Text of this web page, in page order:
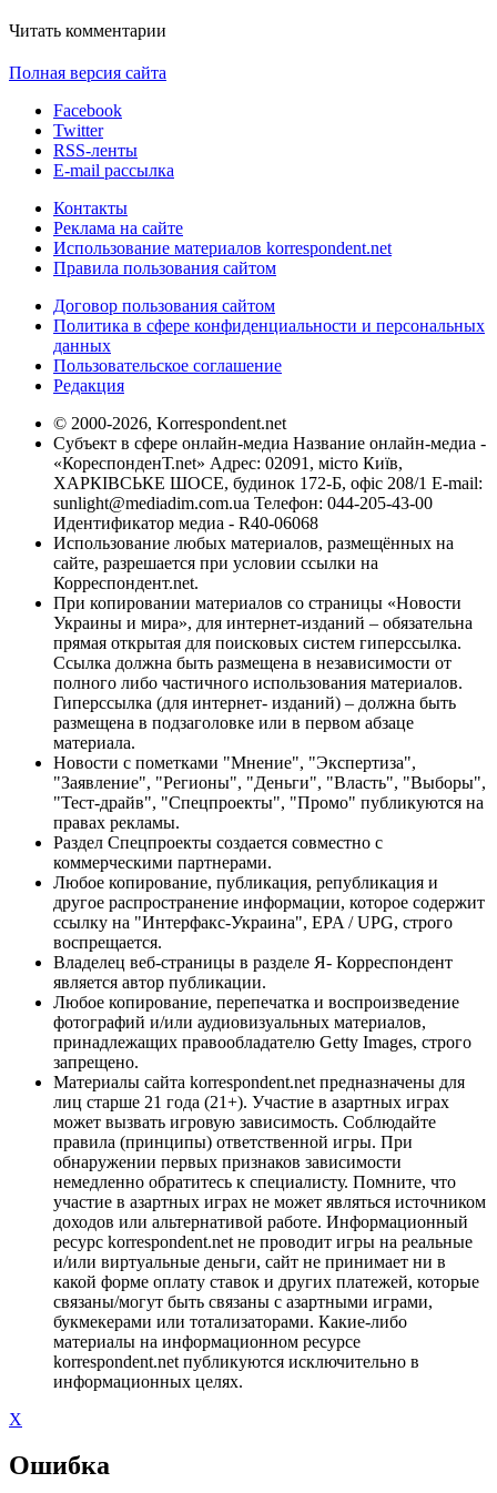
Читать комментарии
Полная версия сайта
Facebook
Twitter
RSS-ленты
E-mail рассылка
Контакты
Реклама на сайте
Использование материалов korrespondent.net
Правила пользования сайтом
Договор пользования сайтом
Политика в сфере конфиденциальности и персональных
данных
Пользовательское соглашение
Редакция
© 2000-2026, Korrespondent.net
Субъект в сфере онлайн-медиа Название онлайн-медиа -
«КореспонденТ.net» Адрес: 02091, місто Київ,
ХАРКІВСЬКЕ ШОСЕ, будинок 172-Б, офіс 208/1 E-mail:
sunlight@mediadim.com.ua Телефон: 044-205-43-00
Идентификатор медиа - R40-06068
Использование любых материалов, размещённых на
сайте, разрешается при условии ссылки на
Корреспондент.net.
При копировании материалов со страницы «Новости
Украины и мира», для интернет-изданий – обязательна
прямая открытая для поисковых систем гиперссылка.
Ссылка должна быть размещена в независимости от
полного либо частичного использования материалов.
Гиперссылка (для интернет- изданий) – должна быть
размещена в подзаголовке или в первом абзаце
материала.
Новости с пометками "Мнение", "Экспертиза",
"Заявление", "Регионы", "Деньги", "Власть", "Выборы",
"Тест-драйв", "Спецпроекты", "Промо" публикуются на
правах рекламы.
Раздел Спецпроекты создается совместно с
коммерческими партнерами.
Любое копирование, публикация, републикация и
другое распространение информации, которое содержит
ссылку на "Интерфакс-Украина", EPA / UPG, строго
воспрещается.
Владелец веб-страницы в разделе Я- Корреспондент
является автор публикации.
Любое копирование, перепечатка и воспроизведение
фотографий и/или аудиовизуальных материалов,
принадлежащих правообладателю Getty Images, строго
запрещено.
Материалы сайта korrespondent.net предназначены для
лиц старше 21 года (21+). Участие в азартных играх
может вызвать игровую зависимость. Соблюдайте
правила (принципы) ответственной игры. При
обнаружении первых признаков зависимости
немедленно обратитесь к специалисту. Помните, что
участие в азартных играх не может являться источником
доходов или альтернативой работе. Информационный
ресурс korrespondent.net не проводит игры на реальные
и/или виртуальные деньги, сайт не принимает ни в
какой форме оплату ставок и других платежей, которые
связаны/могут быть связаны с азартными играми,
букмекерами или тотализаторами. Какие-либо
материалы на информационном ресурсе
korrespondent.net публикуются исключительно в
информационных целях.
X
Ошибка